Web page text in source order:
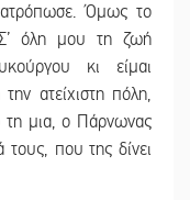
Όμως το
όλη μου τη ζωή
κι είμαι
ατείχιστη πόλη,
τη μια, ο Πάρνωνας
που της δίνει